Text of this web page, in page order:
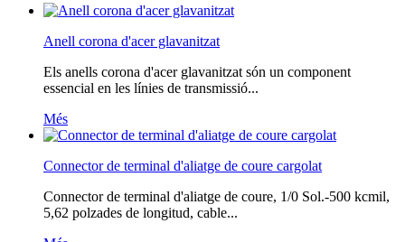
Anell corona d'acer glavanitzat
Els anells corona d'acer glavanitzat són un component
essencial en les línies de transmissió...
Més
Connector de terminal d'aliatge de coure cargolat
Connector de terminal d'aliatge de coure, 1/0 Sol.-500 kcmil,
5,62 polzades de longitud, cable...